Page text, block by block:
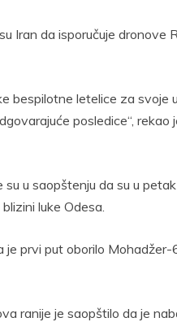
Iran da isporučuje dronove
bespilotne letelice za
posledice“, rekao
u saopštenju da su u
luke Odesa.
prvi put oborilo Mohadžer-
ranije je saopštilo da je